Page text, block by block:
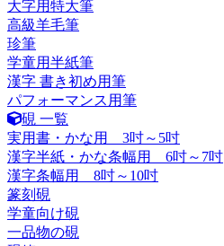
大字用特大筆
高級羊毛筆
珍筆
学童用半紙筆
漢字 書き初め用筆
パフォーマンス用筆
硯 一覧
実用書・かな用 3吋～5吋
漢字半紙・かな条幅用 6吋～7吋
漢字条幅用 8吋～10吋
篆刻硯
学童向け硯
一品物の硯